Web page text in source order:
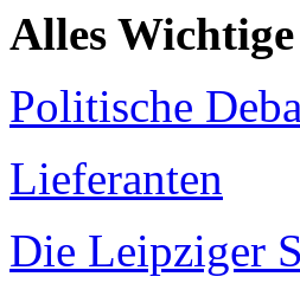
Alles
Politische
Lieferanten
Die Leipziger